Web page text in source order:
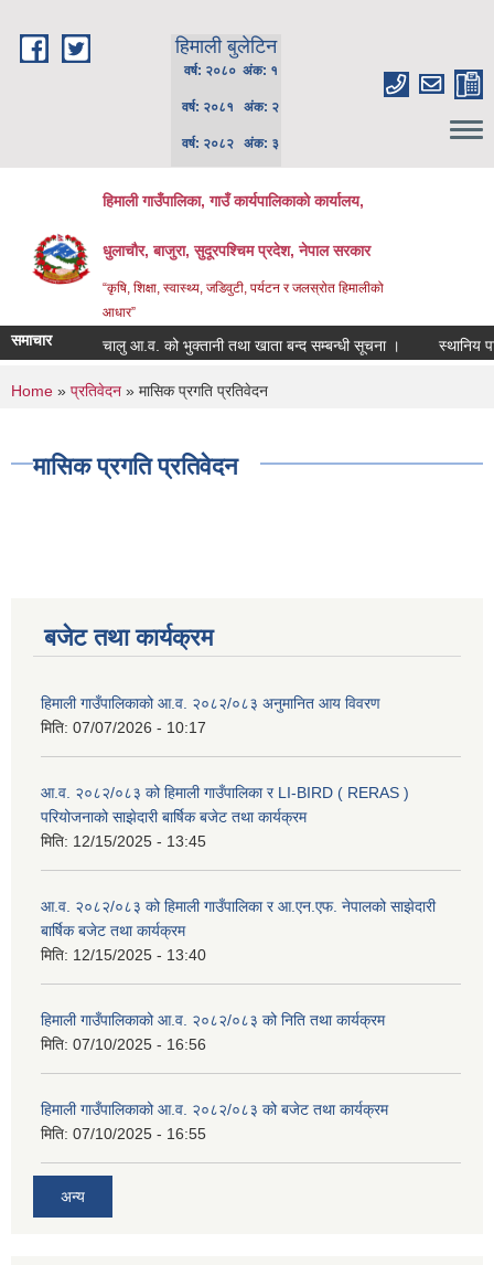
हिमाली बुलेटिन
वर्ष: २०८० अंक: १
वर्ष: २०८१ अंक: २
वर्ष: २०८२ अंक: ३
हिमाली गाउँपालिका, गाउँ कार्यपालिकाकाे कार्यालय,
धुलाचौर, बाजुरा, सुदूरपश्चिम प्रदेश, नेपाल सरकार
“कृषि, शिक्षा, स्वास्थ्य, जडिवुटी, पर्यटन र जलस्रोत हिमालीको
आधार”
समाचार चालु आ.व. को भुक्तानी तथा खाता बन्द सम्बन्धी सूचना । स्थानिय
You are here
Home » प्रतिवेदन » मासिक प्रगति प्रतिवेदन
मासिक प्रगति प्रतिवेदन
बजेट तथा कार्यक्रम
हिमाली गाउँपालिकाको आ.व. २०८२/०८३ अनुमानित आय विवरण
मिति: 07/07/2026 - 10:17
आ.व. २०८२/०८३ को हिमाली गाउँपालिका र LI-BIRD ( RERAS )
परियोजनाको साझेदारी बार्षिक बजेट तथा कार्यक्रम
मिति: 12/15/2025 - 13:45
आ.व. २०८२/०८३ को हिमाली गाउँपालिका र आ.एन.एफ. नेपालको साझेदारी
बार्षिक बजेट तथा कार्यक्रम
मिति: 12/15/2025 - 13:40
हिमाली गाउँपालिकाको आ.व. २०८२/०८३ को निति तथा कार्यक्रम
मिति: 07/10/2025 - 16:56
हिमाली गाउँपालिकाको आ.व. २०८२/०८३ को बजेट तथा कार्यक्रम
मिति: 07/10/2025 - 16:55
अन्य